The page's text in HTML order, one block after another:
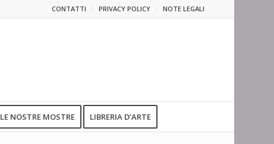
CONTATTI PRIVACY POLICY NOTE LEGALI
LE NOSTRE MOSTRE LIBRERIA D’ARTE